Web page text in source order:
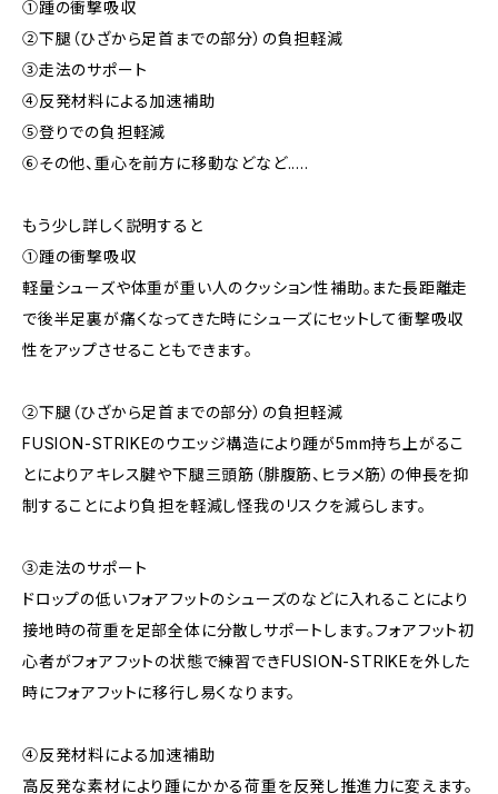
①踵の衝撃吸収
②下腿（ひざから足首までの部分）の負担軽減
③走法のサポート
④反発材料による加速補助
⑤登りでの負担軽減
⑥その他、重心を前方に移動などなど.....
もう少し詳しく説明すると
①踵の衝撃吸収
軽量シューズや体重が重い人のクッション性補助。また長距離走
で後半足裏が痛くなってきた時にシューズにセットして衝撃吸収
性をアップさせることもできます。
②下腿（ひざから足首までの部分）の負担軽減
FUSION-STRIKEのウエッジ構造により踵が5mm持ち上がるこ
とによりアキレス腱や下腿三頭筋（腓腹筋、ヒラメ筋）の伸長を抑
制することにより負担を軽減し怪我のリスクを減らします。
③走法のサポート
ドロップの低いフォアフットのシューズのなどに入れることにより
接地時の荷重を足部全体に分散しサポートします。フォアフット初
心者がフォアフットの状態で練習できFUSION-STRIKEを外した
時にフォアフットに移行し易くなります。
④反発材料による加速補助
高反発な素材により踵にかかる荷重を反発し推進力に変えます。